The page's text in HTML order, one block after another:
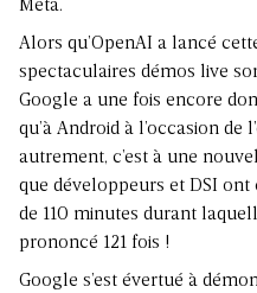
Meta.
Alors qu’OpenAI a lancé
spectaculaires démos live
Google a une fois encore
qu’à Android à l’occasion de
autrement, c’est à une
que développeurs et DSI ont
de 110 minutes durant
prononcé 121 fois !
Google s’est évertué à